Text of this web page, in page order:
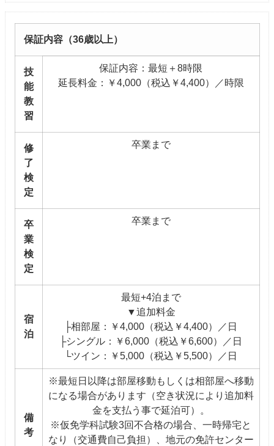
保証内容（36歳以上）
技
能
教
習
保証内容：最短＋8時限
延長料金：￥4,000（税込￥4,400）／時限
修
了
検
定
卒業まで
卒
業
検
定
卒業まで
宿
泊
最短+4泊まで
▼追加料金
├相部屋：￥4,000（税込￥4,400）／日
├シングル：￥6,000（税込￥6,600）／日
└ツイン：￥5,000（税込￥5,500）／日
備
考
※最短日以降は部屋移動もしくは相部屋へ移動
になる場合があります（空き状況により追加料
金を支払う事で延泊可）。
※仮免学科試験3回不合格の場合、一時帰宅と
なり（交通費自己負担）、地元の免許センター